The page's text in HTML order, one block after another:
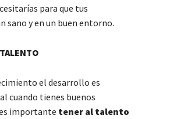
para que tus
sano y en un buen entorno.
el desarrollo es
cuando tienes buenos
importante tener al talento